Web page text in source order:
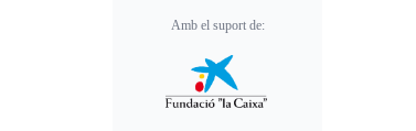
Amb el suport de: